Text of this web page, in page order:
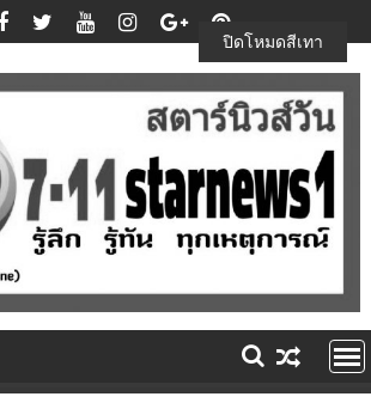
ปิดโหมดสีเทา